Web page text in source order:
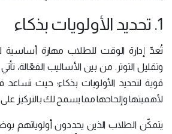
1. تحديد الأولويات بذكاء
تُعدّ إدارة الوقت للطلاب مهارة أساسية
وتقليل التوتر. من بين الأساليب الفعّالة،
قوية لتحديد الأولويات بذكاء؛ حيث
لأهميتها وإلحاحها مما يسمح لك بالتركيز على
يتمكّن الطلاب الذين يحددون أولوياتهم